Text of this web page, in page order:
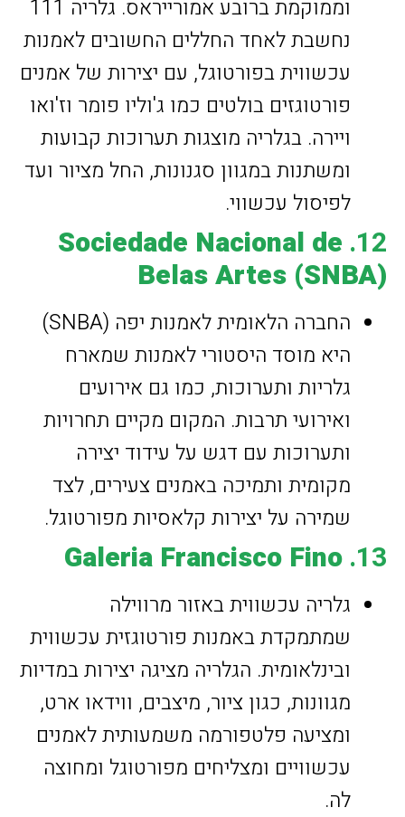
וממוקמת ברובע אמורייראס. גלריה 111
נחשבת לאחד החללים החשובים לאמנות
עכשווית בפורטוגל, עם יצירות של אמנים
פורטוגזים בולטים כמו ג'וליו פומר וז'ואו
ויירה. בגלריה מוצגות תערוכות קבועות
ומשתנות במגוון סגנונות, החל מציור ועד
לפיסול עכשווי.
12.
Sociedade Nacional de
Belas Artes (SNBA)
החברה הלאומית לאמנות יפה (SNBA)
היא מוסד היסטורי לאמנות שמארח
גלריות ותערוכות, כמו גם אירועים
ואירועי תרבות. המקום מקיים תחרויות
ותערוכות עם דגש על עידוד יצירה
מקומית ותמיכה באמנים צעירים, לצד
שמירה על יצירות קלאסיות מפורטוגל.
13.
Galeria Francisco Fino
גלריה עכשווית באזור מרווילה
שמתמקדת באמנות פורטוגזית עכשווית
ובינלאומית. הגלריה מציגה יצירות במדיות
מגוונות, כגון ציור, מיצבים, ווידאו ארט,
ומציעה פלטפורמה משמעותית לאמנים
עכשוויים ומצליחים מפורטוגל ומחוצה
לה.